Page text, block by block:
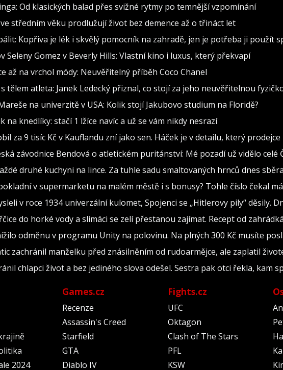
Od klasických balad přes svižné rytmy po temnější vzpomínání
středním věku prodlužují život bez demence až o třináct let
Kopřiva je lék i skvělý pomocník na zahradě, jen je potřeba ji použít
Seleny Gomez v Beverly Hills: Vlastní kino i luxus, který překvapí
až na vrchol módy: Neuvěřitelný příběh Coco Chanel
tělem atleta: Janek Ledecký přiznal, co stojí za jeho neuvěřitelnou
na univerzitě v USA: Kolik stojí Jakubovo studium na Floridě?
na knedlíky: stačí 1 lžíce navíc a už se vám nikdy nesrazí
za 9 tisíc Kč v Kauflandu zní jako sen. Háček je v detailu, který
závodnice Bendová o atletickém puritánství: Mé pozadí už vidělo celé
druhé kuchyni na lince. Za tuhle sadu smaltovaných hrnců dnes
v supermarketu na malém městě i s bonusy? Tohle číslo čekal
v roce 1934 univerzální kulomet, Spojenci se „Hitlerovy pily“ děsily.
do horké vody a slimáci se zelí přestanou zajímat. Recept od
odměnu v programu Unity na polovinu. Na plných 300 Kč musíte
zachránil manželku před znásilněním od rudoarmějce, ale zaplatil
chlapci život a bez jediného slova odešel. Sestra pak otci řekla, kam
2024
Games.cz
Recenze
Assassin's Creed
Starfield
GTA
Diablo IV
Fights.cz
UFC
Oktagon
Clash of The Stars
PFL
KSW